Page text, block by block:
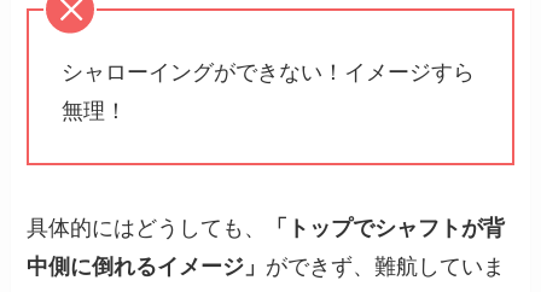
シャローイングができない！イメージすら
無理！
具体的にはどうしても、
「トップでシャフトが背
中側に倒れるイメージ」 ができず、難航していま